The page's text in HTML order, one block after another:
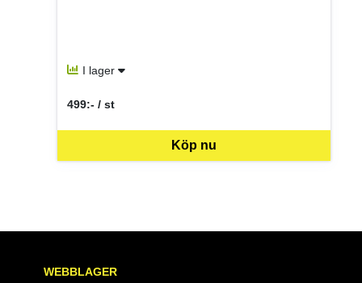
I lager
Köp nu
499:- / st
SEK per ST
WEBBLAGER